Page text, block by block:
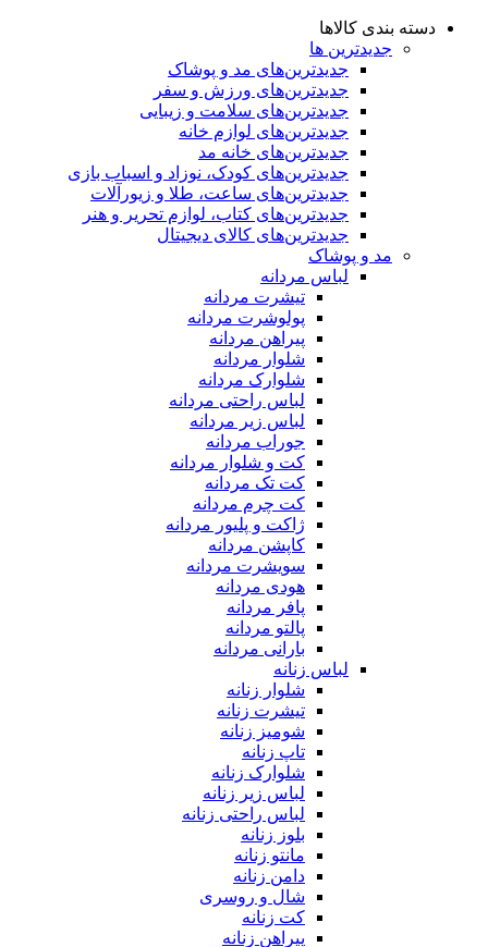
دسته بندی کالاها
جدیدترین ها
جدید‌ترین‌های مد و پوشاک
جدید‌ترین‌های ورزش و سفر
جدید‌ترین‌های سلامت و زیبایی
جدید‌ترین‌های لوازم خانه
جدیدترین‌های خانه مد
جدید‌ترین‌های کودک، نوزاد و اسباب بازی
جدید‌ترین‌های ساعت، طلا و زیورآلات
جدید‌ترین‌های کتاب، لوازم تحریر و هنر
جدید‌ترین‌های کالای دیجیتال
مد و پوشاک
لباس مردانه
تیشرت مردانه
پولوشرت مردانه
پیراهن مردانه
شلوار مردانه
شلوارک مردانه
لباس راحتی مردانه
لباس زیر مردانه
جوراب مردانه
کت و شلوار مردانه
کت تک مردانه
کت چرم مردانه
ژاکت و پلیور مردانه
کاپشن مردانه
سویشرت مردانه
هودی مردانه
پافر مردانه
پالتو مردانه
بارانی مردانه
لباس زنانه
شلوار زنانه
تیشرت زنانه
شومیز زنانه
تاپ زنانه
شلوارک زنانه
لباس زیر زنانه
لباس راحتی زنانه
بلوز زنانه
مانتو زنانه
دامن زنانه
شال و روسری
کت زنانه
پیراهن زنانه